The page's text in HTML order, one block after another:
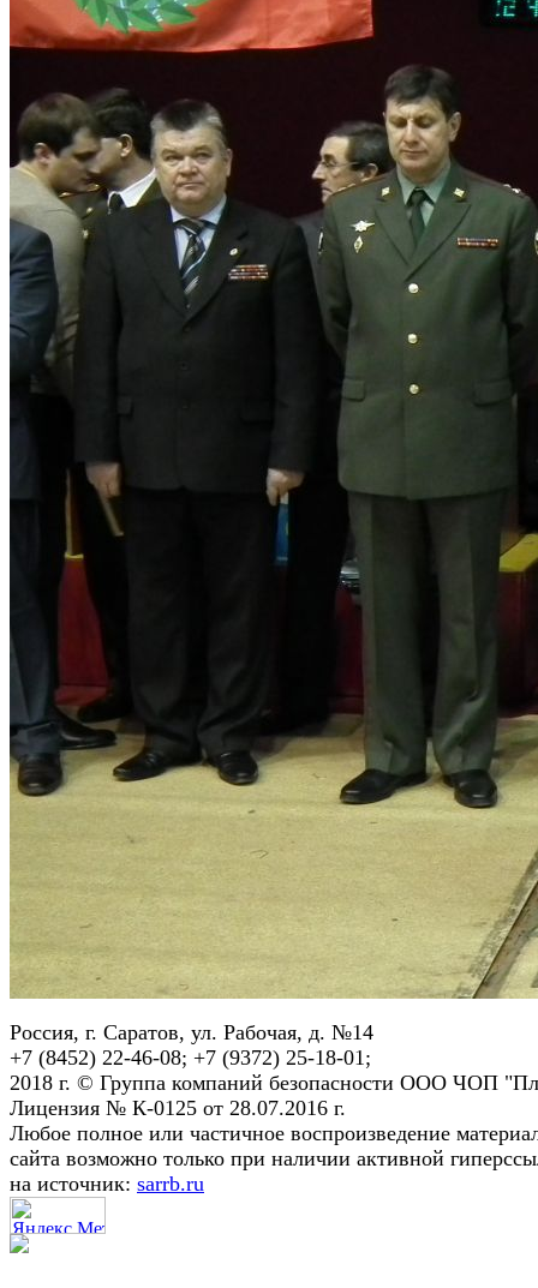
Россия, г. Саратов, ул. Рабочая, д. №14
+7 (8452) 22-46-08; +7 (9372) 25-18-01;
2018 г. © Группа компаний безопасности ООО ЧОП
Лицензия № К-0125 от 28.07.2016 г.
Любое полное или частичное воспроизведение
сайта возможно только при наличии активной
на источник: sarrb.ru